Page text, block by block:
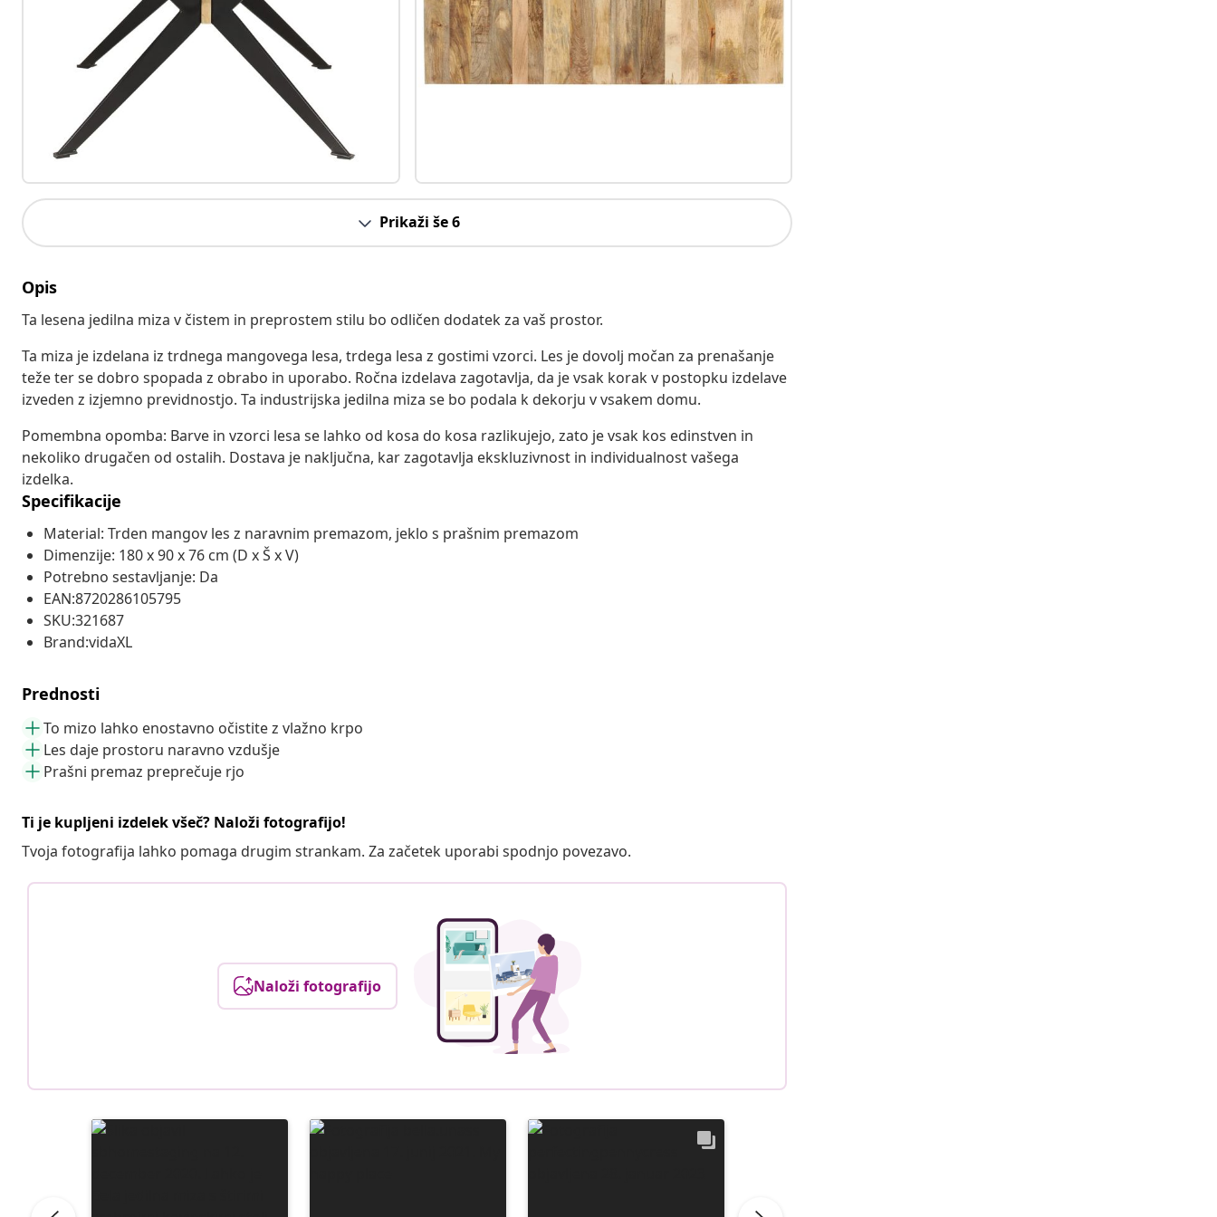
Prikaži še 6
Opis
Ta lesena jedilna miza v čistem in preprostem stilu bo odličen dodatek za vaš prostor.
Ta miza je izdelana iz trdnega mangovega lesa, trdega lesa z gostimi vzorci. Les je dovolj močan za prenašanje
teže ter se dobro spopada z obrabo in uporabo. Ročna izdelava zagotavlja, da je vsak korak v postopku izdelave
izveden z izjemno previdnostjo. Ta industrijska jedilna miza se bo podala k dekorju v vsakem domu.
Pomembna opomba: Barve in vzorci lesa se lahko od kosa do kosa razlikujejo, zato je vsak kos edinstven in
nekoliko drugačen od ostalih. Dostava je naključna, kar zagotavlja ekskluzivnost in individualnost vašega
izdelka.
Specifikacije
Material: Trden mangov les z naravnim premazom, jeklo s prašnim premazom
Dimenzije: 180 x 90 x 76 cm (D x Š x V)
Potrebno sestavljanje: Da
EAN:8720286105795
SKU:321687
Brand:vidaXL
Prednosti
To mizo lahko enostavno očistite z vlažno krpo
Les daje prostoru naravno vzdušje
Prašni premaz preprečuje rjo
Ti je kupljeni izdelek všeč? Naloži fotografijo!
Tvoja fotografija lahko pomaga drugim strankam. Za začetek uporabi spodnjo povezavo.
Naloži fotografijo